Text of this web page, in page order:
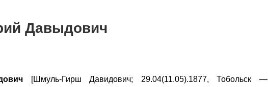
Давыдович
[Шмуль-Гирш Давидович; 29.04(11.05).1877, Тобольск —